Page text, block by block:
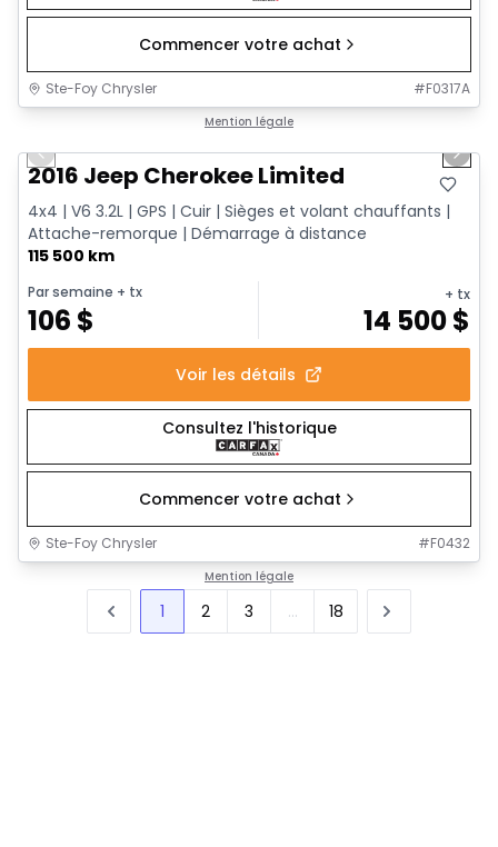
Commencer votre achat
Ste-Foy Chrysler #F0317A
Mention légale
Previous slide Next
2016 Jeep Cherokee Limited
4x4 | V6 3.2L | GPS | Cuir | Sièges et volant chauffants |
Attache-remorque | Démarrage à distance
115 500 km
Par semaine + tx
106 $
+ tx
14 500$
Voir les détails
Consultez l'historique
Commencer votre achat
Ste-Foy Chrysler #F0432
Mention légale
1 2 3 ... 18